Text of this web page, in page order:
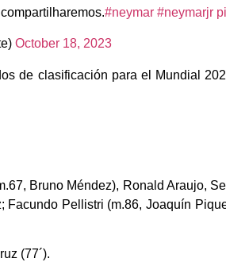
#neymar #neymarjr
October 18, 2023
de clasificación para el Mundial
Bruno Méndez), Ronald Araujo,
Pellistri (m.86, Joaquín
(77´).